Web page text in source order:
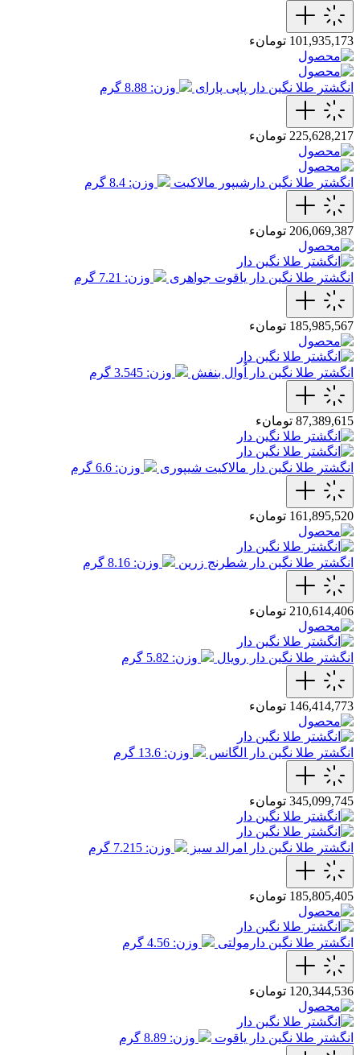
101,935,173 تومانء
انگشتر طلا نگین دار پاپی پارای وزن: 8.88 گرم
225,628,217 تومانء
انگشتر طلا نگین دارشیپور مالاکیت وزن: 8.4 گرم
206,069,387 تومانء
انگشتر طلا نگین دار یاقوت جواهری وزن: 7.21 گرم
185,985,567 تومانء
انگشتر طلا نگین دار اُوال بنفش وزن: 3.545 گرم
87,389,615 تومانء
انگشتر طلا نگین دار مالاکیت شیپوری وزن: 6.6 گرم
161,895,520 تومانء
انگشتر طلا نگین دار شطرنج زرین وزن: 8.16 گرم
210,614,406 تومانء
انگشتر طلا نگین دار رویال وزن: 5.82 گرم
146,414,773 تومانء
انگشتر طلا نگین دار الگانس وزن: 13.6 گرم
345,099,745 تومانء
انگشتر طلا نگین دار امرالد سبز وزن: 7.215 گرم
185,805,405 تومانء
انگشتر طلا نگین دارمولتی وزن: 4.56 گرم
120,344,536 تومانء
انگشتر طلا نگین دار یاقوت وزن: 8.89 گرم